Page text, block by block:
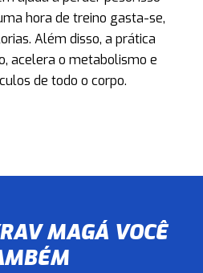
hora de treino gasta-se,
Além disso, a prática
acelera o metabolismo e
de todo o corpo.
MAGÁ VOCÊ